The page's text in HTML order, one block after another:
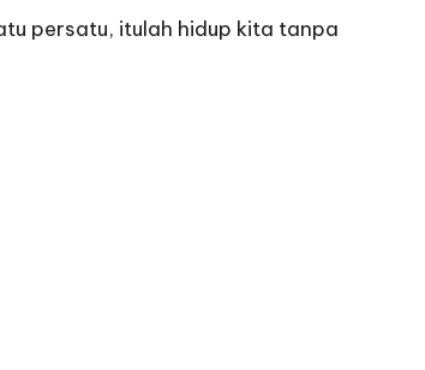
persatu, itulah hidup kita tanpa